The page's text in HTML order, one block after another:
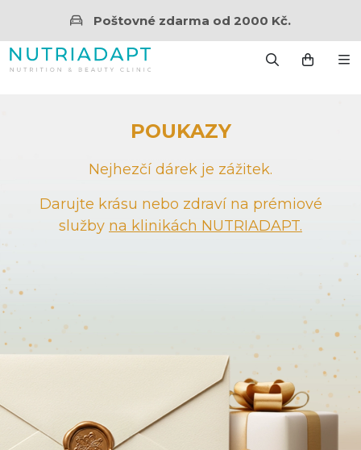
Poštovné zdarma od 2000 Kč.
POUKAZY
Nejhezčí dárek je zážitek.
Darujte krásu nebo zdraví na prémiové
služby na klinikách NUTRIADAPT.